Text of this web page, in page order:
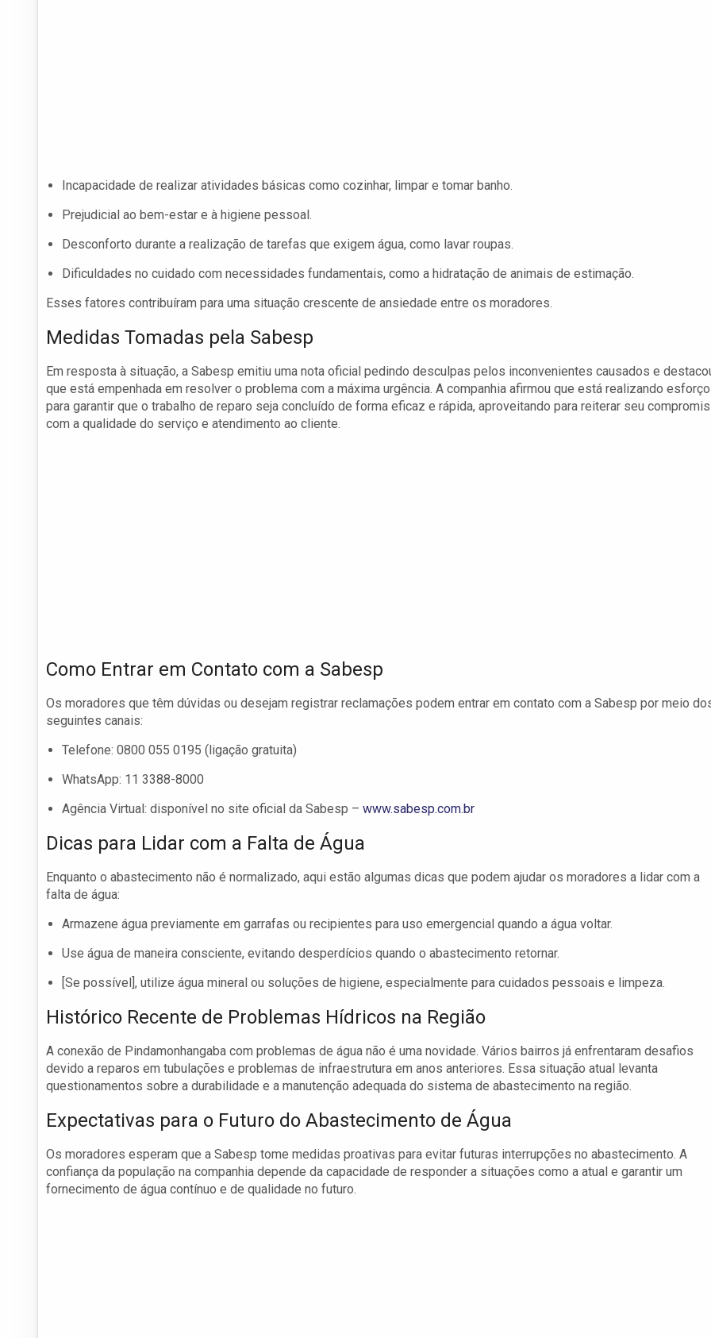
Incapacidade de realizar atividades básicas como cozinhar, limpar e tomar banho.
Prejudicial ao bem-estar e à higiene pessoal.
Desconforto durante a realização de tarefas que exigem água, como lavar roupas.
Dificuldades no cuidado com necessidades fundamentais, como a hidratação de animais de estimação.
Esses fatores contribuíram para uma situação crescente de ansiedade entre os moradores.
Medidas Tomadas pela Sabesp
Em resposta à situação, a Sabesp emitiu uma nota oficial pedindo desculpas pelos inconvenientes causados e
que está empenhada em resolver o problema com a máxima urgência. A companhia afirmou que está realizando
para garantir que o trabalho de reparo seja concluído de forma eficaz e rápida, aproveitando para reiterar seu
com a qualidade do serviço e atendimento ao cliente.
Como Entrar em Contato com a Sabesp
Os moradores que têm dúvidas ou desejam registrar reclamações podem entrar em contato com a Sabesp por meio
seguintes canais:
Telefone: 0800 055 0195 (ligação gratuita)
WhatsApp: 11 3388-8000
Agência Virtual: disponível no site oficial da Sabesp – www.sabesp.com.br
Dicas para Lidar com a Falta de Água
Enquanto o abastecimento não é normalizado, aqui estão algumas dicas que podem ajudar os moradores a lidar com a
falta de água:
Armazene água previamente em garrafas ou recipientes para uso emergencial quando a água voltar.
Use água de maneira consciente, evitando desperdícios quando o abastecimento retornar.
[Se possível], utilize água mineral ou soluções de higiene, especialmente para cuidados pessoais e limpeza.
Histórico Recente de Problemas Hídricos na Região
A conexão de Pindamonhangaba com problemas de água não é uma novidade. Vários bairros já enfrentaram desafios
devido a reparos em tubulações e problemas de infraestrutura em anos anteriores. Essa situação atual levanta
questionamentos sobre a durabilidade e a manutenção adequada do sistema de abastecimento na região.
Expectativas para o Futuro do Abastecimento de Água
Os moradores esperam que a Sabesp tome medidas proativas para evitar futuras interrupções no abastecimento. A
confiança da população na companhia depende da capacidade de responder a situações como a atual e garantir um
fornecimento de água contínuo e de qualidade no futuro.